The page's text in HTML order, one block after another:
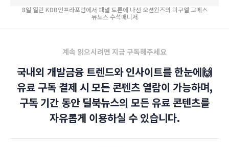
8일 열린 KDB인프라포럼에서 패널 토론에 나선 오션윈즈의 미구엘 고메스
뮤노스 수석매니저
계속 읽으시려면 지금 구독해주세요
국내외 개발금융 트렌드와 인사이트를 한눈에🙌
유료 구독 결제 시 모든 콘텐츠 열람이 가능하며,
구독 기간 동안 딜북뉴스의 모든 유료 콘텐츠를
자유롭게 이용하실 수 있습니다.